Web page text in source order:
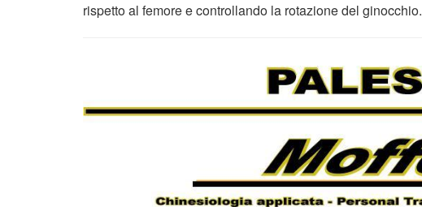
rispetto al femore e controllando la rotazione del ginocchio.